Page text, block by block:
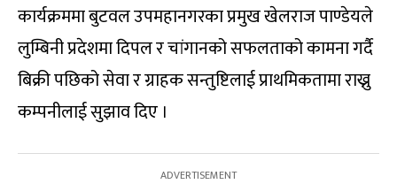
कार्यक्रममा बुटवल उपमहानगरका प्रमुख खेलराज पाण्डेयले
लुम्बिनी प्रदेशमा दिपल र चांगानको सफलताको कामना गर्दै
बिक्री पछिको सेवा र ग्राहक सन्तुष्टिलाई प्राथमिकतामा राख्नु
कम्पनीलाई सुझाव दिए ।